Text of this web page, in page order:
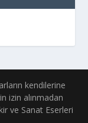
kendilerine
izin alınmadan
ve Sanat Eserleri